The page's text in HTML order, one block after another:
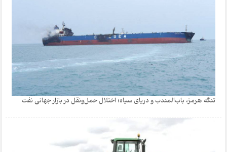
تنگه هرمز، باب‌المندب و دریای سیاه؛ اختلال حمل‌ونقل در بازار جهانی نفت